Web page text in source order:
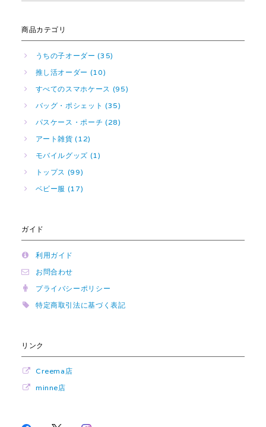
商品カテゴリ
うちの子オーダー (35)
推し活オーダー (10)
すべてのスマホケース (95)
バッグ・ポシェット (35)
パスケース・ポーチ (28)
アート雑貨 (12)
モバイルグッズ (1)
トップス (99)
ベビー服 (17)
ガイド
利用ガイド
お問合わせ
プライバシーポリシー
特定商取引法に基づく表記
リンク
Creema店
minne店